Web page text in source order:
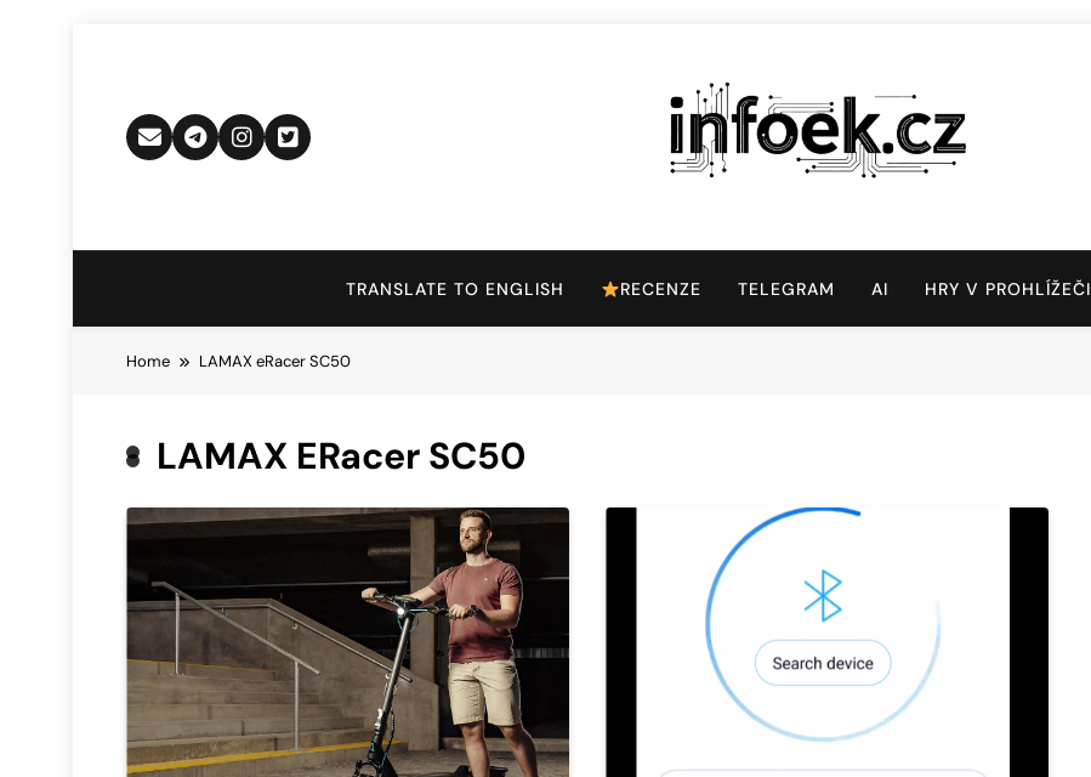
Infoek.cz
TRANSLATE TO ENGLISH RECENZE TELEGRAM AI HRY V PROHLÍŽEČI
Home LAMAX eRacer SC50
LAMAX ERacer SC50